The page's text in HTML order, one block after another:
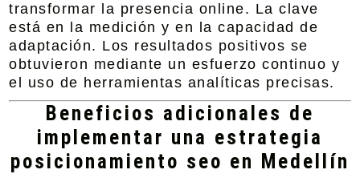
transformar la presencia online. La clave
está en la medición y en la capacidad de
adaptación. Los resultados positivos se
obtuvieron mediante un esfuerzo continuo y
el uso de herramientas analíticas precisas.
Beneficios adicionales de
implementar una estrategia
posicionamiento seo en Medellín